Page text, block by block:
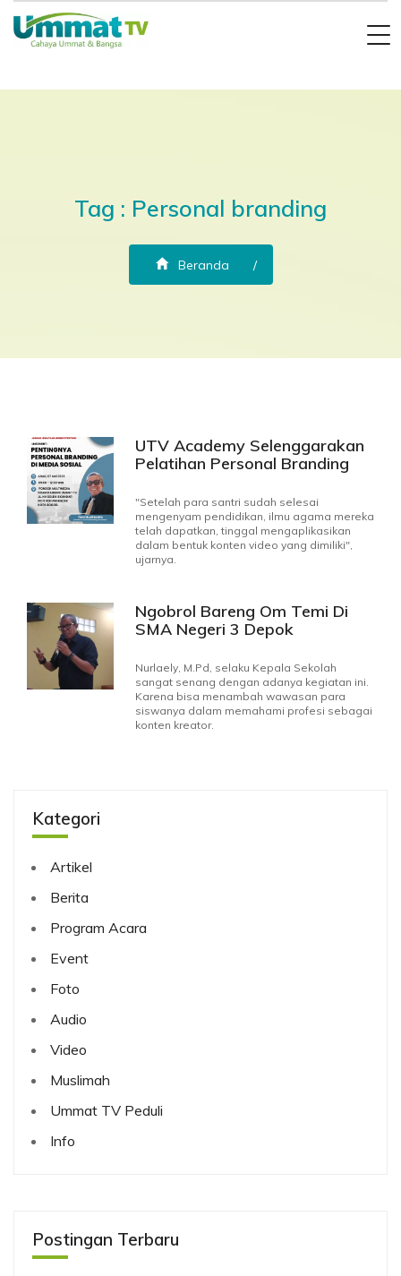
Tag : Personal branding
Beranda
UTV Academy Selenggarakan
Pelatihan Personal Branding
"Setelah para santri sudah selesai
mengenyam pendidikan, ilmu agama mereka
telah dapatkan, tinggal mengaplikasikan
dalam bentuk konten video yang dimiliki",
ujarnya.
Ngobrol Bareng Om Temi Di
SMA Negeri 3 Depok
Nurlaely, M.Pd, selaku Kepala Sekolah
sangat senang dengan adanya kegiatan ini.
Karena bisa menambah wawasan para
siswanya dalam memahami profesi sebagai
konten kreator.
Kategori
Artikel
Berita
Program Acara
Event
Foto
Audio
Video
Muslimah
Ummat TV Peduli
Info
Postingan Terbaru